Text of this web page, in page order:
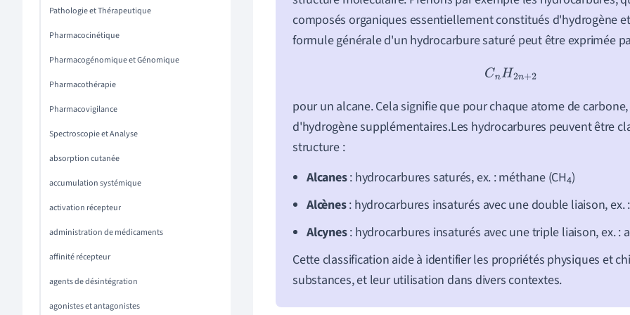
Pathologie et Thérapeutique
Pharmacocinétique
Pharmacogénomique et Génomique
Pharmacothérapie
Pharmacovigilance
Spectroscopie et Analyse
absorption cutanée
accumulation systémique
activation récepteur
administration de médicaments
affinité récepteur
agents de désintégration
agonistes et antagonistes
composés organiques essentiellement constitués d'hydrogène
formule générale d'un hydrocarbure saturé peut être exprimée
CnH2n+2
pour un alcane. Cela signifie que pour chaque atome de
d'hydrogène supplémentaires.Les hydrocarbures peuvent être
structure :
Alcanes: hydrocarbures saturés, ex. : méthane (CH4)
Alcènes: hydrocarbures insaturés avec une double liaison, ex.
Alcynes: hydrocarbures insaturés avec une triple liaison, ex. :
Cette classification aide à identifier les propriétés physiques et
substances, et leur utilisation dans divers contextes.